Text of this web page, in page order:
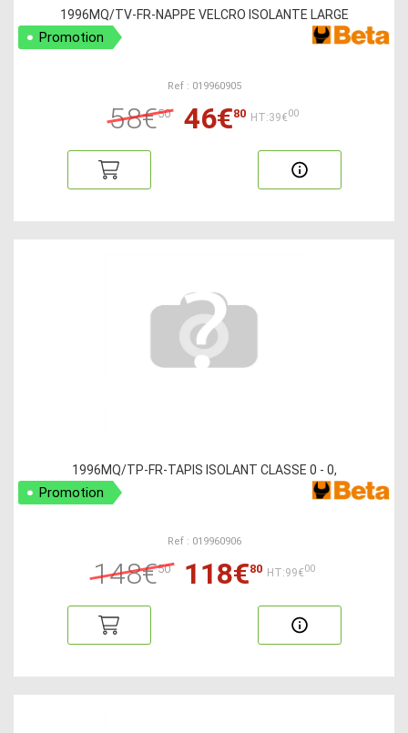
1996MQ/TV-FR-NAPPE VELCRO ISOLANTE LARGE
Promotion
Ref : 019960905
58€50 46€80 HT:39€00
1996MQ/TP-FR-TAPIS ISOLANT CLASSE 0 - 0,
Promotion
Ref : 019960906
148€50 118€80 HT:99€00